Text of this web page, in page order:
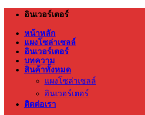
ข้าม
เนื้อหา
อินเวอร์เตอร์
หน้าหลัก
แผงโซล่าเซลล์
อินเวอร์เตอร์
บทความ
สินค้าทั้งหมด
แผงโซล่าเซลล์
อินเวอร์เตอร์
ติดต่อเรา